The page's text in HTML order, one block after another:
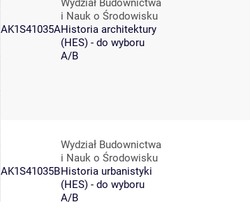
AK1S41035A
i Nauk o Środowisku
Historia architektury
(HES) - do wyboru
A/B
AK1S41035B
Wydział Budownictwa
i Nauk o Środowisku
Historia urbanistyki
(HES) - do wyboru
A/B